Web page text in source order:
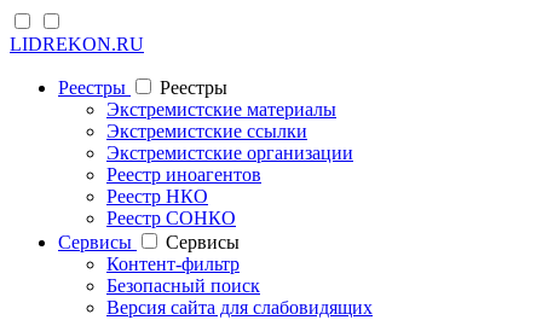
LIDREKON.RU
Реестры
Реестры
Экстремистские материалы
Экстремистские ссылки
Экстремистские организации
Реестр иноагентов
Реестр НКО
Реестр СОНКО
Cервисы
Cервисы
Контент-фильтр
Безопасный поиск
Версия сайта для слабовидящих